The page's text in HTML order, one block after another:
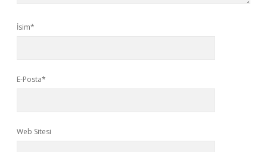
İsim*
E-Posta*
Web Sitesi